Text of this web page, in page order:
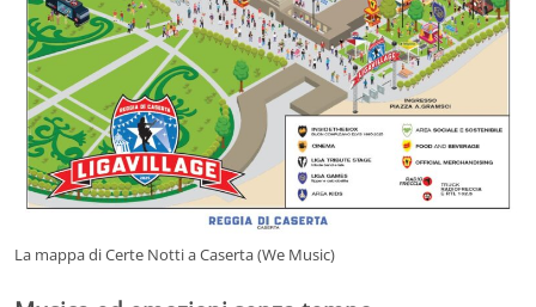
La mappa di Certe Notti a Caserta (We Music)